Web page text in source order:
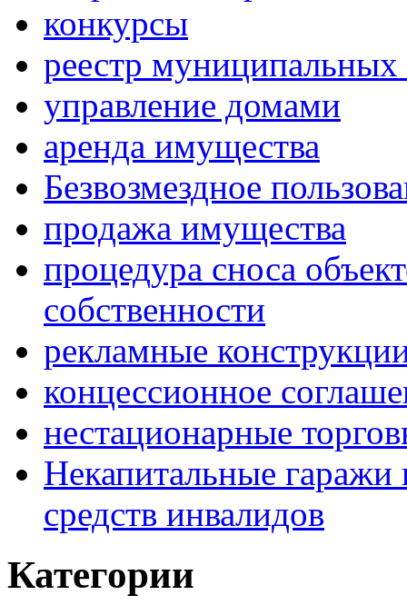
конкурсы
реестр муниципальных
управление домами
аренда имущества
Безвозмездное
продажа имущества
процедура сноса
собственности
рекламные
концессионное
нестационарные
Некапитальные гаражи
средств инвалидов
Категории